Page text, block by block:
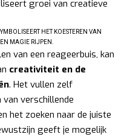
HET KOESTEREN VAN
MAGIE RIJPEN.
van een reageerbuis, kan
creativiteit en de
. Het vullen zelf
verschillende
het zoeken naar de juiste
geeft je mogelijk